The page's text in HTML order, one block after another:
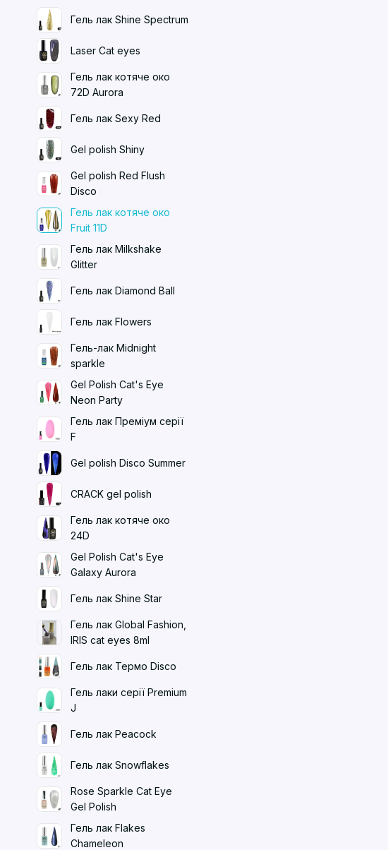
Гель лак Shine Spectrum
Laser Cat eyes
Гель лак котяче око
72D Aurora
Гель лак Sexy Red
Gel polish Shiny
Gel polish Red Flush
Disco
Гель лак котяче око
Fruit 11D
Гель лак Milkshake
Glitter
Гель лак Diamond Ball
Гель лак Flowers
Гель-лак Midnight
sparkle
Gel Polish Cat's Eye
Neon Party
Гель лак Преміум серії
F
Gel polish Disco Summer
CRACK gel polish
Гель лак котяче око
24D
Gel Polish Cat's Eye
Galaxy Aurora
Гель лак Shine Star
Гель лак Global Fashion,
IRIS cat eyes 8ml
Гель лак Термо Disco
Гель лаки серії Premium
J
Гель лак Peacock
Гель лак Snowflakes
Rose Sparkle Cat Eye
Gel Polish
Гель лак Flakes
Chameleon